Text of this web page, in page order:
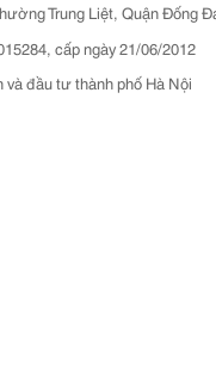
Trung Liệt, Quận Đống
cấp ngày 21/06/2012
đầu tư thành phố Hà Nội